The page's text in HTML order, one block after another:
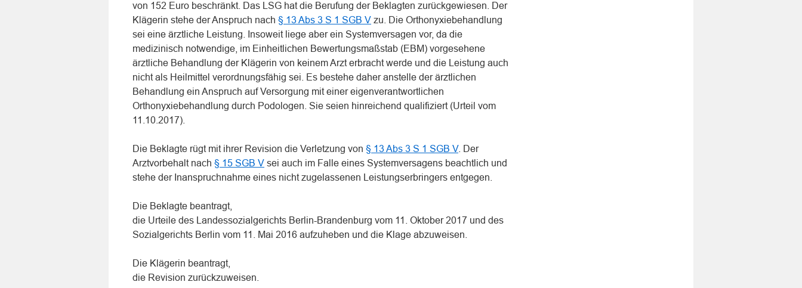
von 152 Euro beschränkt. Das LSG hat die Berufung der Beklagten zurückgewiesen. Der
Klägerin stehe der Anspruch nach § 13 Abs 3 S 1 SGB V zu. Die Orthonyxiebehandlung
sei eine ärztliche Leistung. Insoweit liege aber ein Systemversagen vor, da die
medizinisch notwendige, im Einheitlichen Bewertungsmaßstab (EBM) vorgesehene
ärztliche Behandlung der Klägerin von keinem Arzt erbracht werde und die Leistung auch
nicht als Heilmittel verordnungsfähig sei. Es bestehe daher anstelle der ärztlichen
Behandlung ein Anspruch auf Versorgung mit einer eigenverantwortlichen
Orthonyxiebehandlung durch Podologen. Sie seien hinreichend qualifiziert (Urteil vom
11.10.2017).
Die Beklagte rügt mit ihrer Revision die Verletzung von § 13 Abs 3 S 1 SGB V. Der
Arztvorbehalt nach § 15 SGB V sei auch im Falle eines Systemversagens beachtlich und
stehe der Inanspruchnahme eines nicht zugelassenen Leistungserbringers entgegen.
Die Beklagte beantragt,
die Urteile des Landessozialgerichts Berlin-Brandenburg vom 11. Oktober 2017 und des
Sozialgerichts Berlin vom 11. Mai 2016 aufzuheben und die Klage abzuweisen.
Die Klägerin beantragt,
die Revision zurückzuweisen.